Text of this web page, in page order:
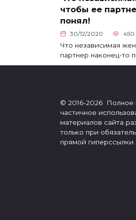
чтобы ее
понял!
30/12/2020 450
Что независимая
партнер наконец-то
© 2016-2026 Полное
частичное
материалов сайта
только при
прямой гиперссылки.